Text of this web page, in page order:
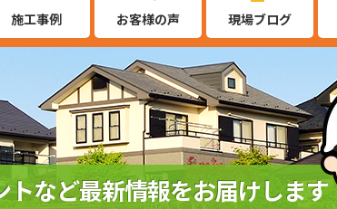
施工事例 お客様の声 現場ブログ
など最新情報をお届けします